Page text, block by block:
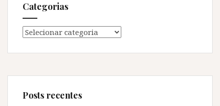
Categorias
Categorias
Posts recentes